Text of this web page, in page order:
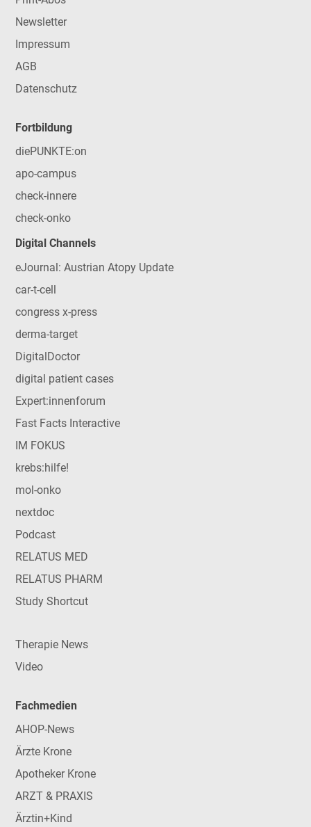
Newsletter
Impressum
AGB
Datenschutz
Fortbildung
diePUNKTE:on
apo-campus
check-innere
check-onko
Digital Channels
eJournal: Austrian Atopy Update
car-t-cell
congress x-press
derma-target
DigitalDoctor
digital patient cases
Expert:innenforum
Fast Facts Interactive
IM FOKUS
krebs:hilfe!
mol-onko
nextdoc
Podcast
RELATUS MED
RELATUS PHARM
Study Shortcut
Therapie News
Video
Fachmedien
AHOP-News
Ärzte Krone
Apotheker Krone
ARZT & PRAXIS
Ärztin+Kind